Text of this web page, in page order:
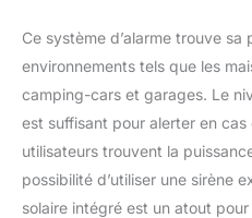
de
De
Ce système d’alarme trouve
environnements tels que les
camping-cars et garages. Le
est suffisant pour alerter en cas
utilisateurs trouvent la
possibilité d’utiliser une sirène
solaire intégré est un atout